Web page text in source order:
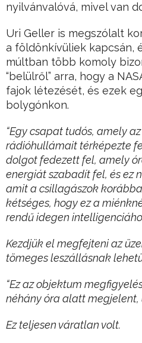
nyilvánvalóvá, mivel van
Uri Geller is megszólalt
a földönkívüliek kapcsán,
múltban több komoly
“belülről” arra, hogy a
fajok létezését, és ezek
bolygónkon.
“Egy csapat tudós, amely
rádióhullámait térképezte
dolgot fedezett fel, amely
energiát szabadít fel, és ez
amit a csillagászok
kétséges, hogy ez a
rendű idegen
Kezdjük el megfejteni az
tömeges leszállásnak
“Ez az objektum
néhány óra alatt megjelent,
Ez teljesen váratlan volt.